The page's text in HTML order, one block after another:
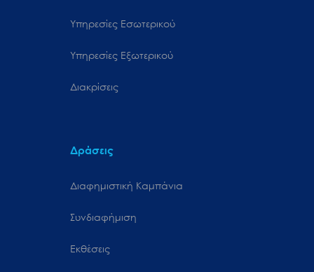
Υπηρεσίες Εσωτερικού
Υπηρεσίες Εξωτερικού
Διακρίσεις
Δράσεις
Διαφημιστική Καμπάνια
Συνδιαφήμιση
Εκθέσεις